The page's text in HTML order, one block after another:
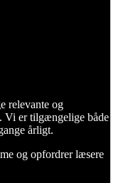
relevante og
Vi er tilgængelige både
årligt.
og opfordrer læsere